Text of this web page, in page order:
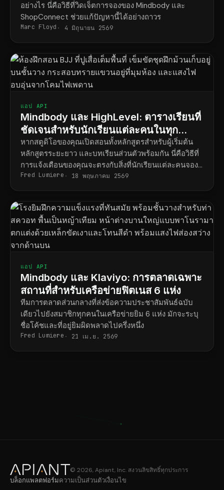
อย่างไร นี่คือวิธีที่วิดเจ็ตการจองของ Mindbody และ
ShopConnect ช่วยแก้ปัญหานี้ได้อย่างถาวร
Marc Floyd 4 มิถุนายน 2569
แอป API
Mindbody และ HighLevel: ตารางเรียนที่
ชัดเจนสำหรับนักเรียนแต่ละคนในทุก
หลักสูตร
หากสตูดิโอของคุณเปิดสอนทั้งหลักสูตรสำหรับผู้เริ่มต้น
หลักสูตรระยะยาว และบทเรียนส่วนตัวพร้อมกัน นี่คือวิธีที่
การแจ้งเตือนของคุณจะตรงกับสิ่งที่นักเรียนแต่ละคนจอง
ไว้จริง
Fred Lumiere 18 พฤษภาคม 2569
แอป API
Mindbody และ Klaviyo: การตลาดเฉพาะ
สถานที่สำหรับเครือข่ายฟิตเนส 6 แห่ง
ทีมการตลาดส่วนกลางที่ส่งข้อความประชาสัมพันธ์ฉบับ
เดียวไปยังสมาชิกทุกคนในเครือข่ายยิม 6 แห่ง มักจะระบุ
ชื่อโค้ชและที่อยู่ยิมผิดพลาดไปครึ่งหนึ่ง
Fred Lumiere 21 เม.ย. 2569
© 2026, Apiant, Inc. สงวนลิขสิทธิ์ทุกประการ
บล็อกแพลตฟอร์มความเป็นส่วนตัวเงื่อนไข